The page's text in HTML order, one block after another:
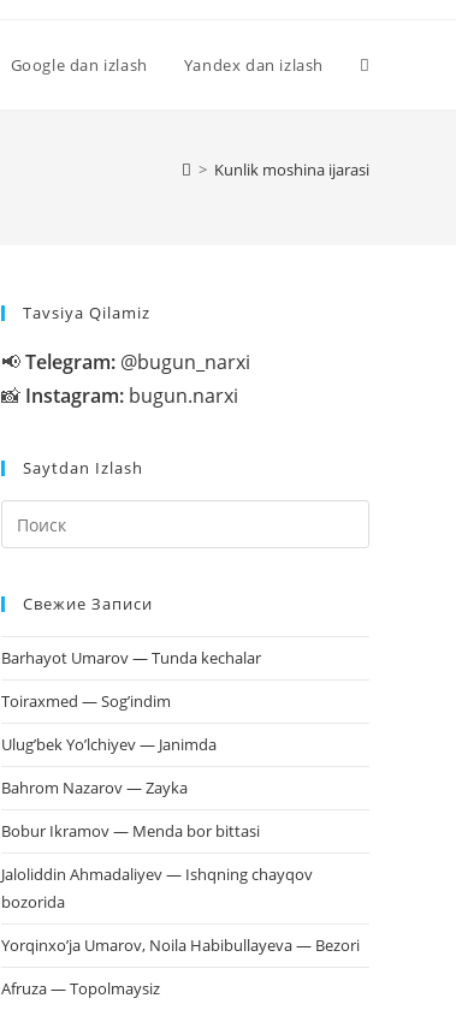
Google dan izlash Yandex dan izlash
> Kunlik moshina ijarasi
Tavsiya Qilamiz
📢Telegram: @bugun_narxi
📸 Instagram: bugun.narxi
Saytdan Izlash
клавишу
Свежие Записи
Barhayot Umarov — Tunda kechalar
Toiraxmed — Sog’indim
Ulug’bek Yo’lchiyev — Janimda
Bahrom Nazarov — Zayka
Bobur Ikramov — Menda bor bittasi
Jaloliddin Ahmadaliyev — Ishqning chayqov
bozorida
Yorqinxo’ja Umarov, Noila Habibullayeva — Bezori
Afruza — Topolmaysiz